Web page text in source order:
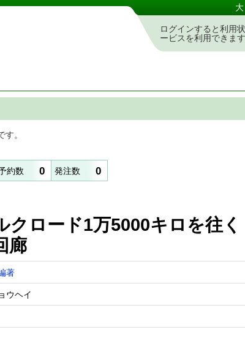
システム 大
ログインすると利用
ービスを利用できます
す。
約数 0 発注数 0
クロード1万5000キロを
廊
著
ウヘイ